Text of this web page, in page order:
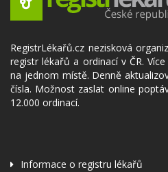
RegistrLékařů.cz nezisková
registr lékařů a ordinací v ČR.
na jednom místě. Denně
čísla. Možnost zaslat online
12.000 ordinací.
Informace o registru lékařů